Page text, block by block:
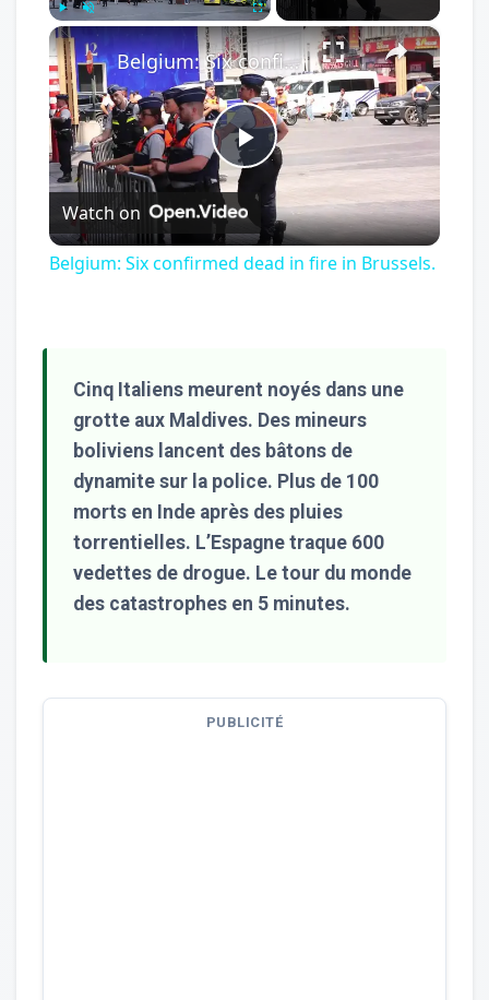
Play Unmute Fullscreen ×
Play
Video
Belgium: Six confirmed dead in fire in Brussels.
Watch on
Belgium: Six confirmed dead in fire in Brussels.
Cinq Italiens meurent noyés dans une
grotte aux Maldives. Des mineurs
boliviens lancent des bâtons de
dynamite sur la police. Plus de 100
morts en Inde après des pluies
torrentielles. L’Espagne traque 600
vedettes de drogue. Le tour du monde
des catastrophes en 5 minutes.
PUBLICITÉ